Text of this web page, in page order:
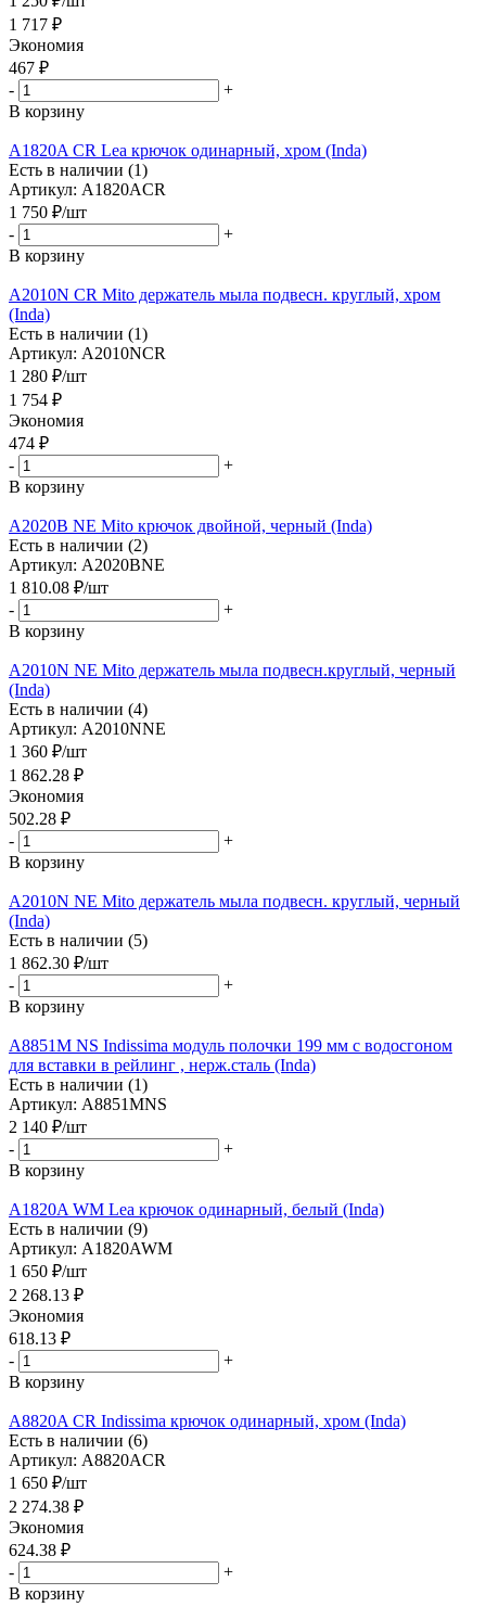
1 717 ₽
Экономия
467 ₽
-
+
В корзину
A1820A CR Lea крючок одинарный, хром (Inda)
Есть в наличии (1)
Артикул: A1820ACR
1 750 ₽/шт
-
+
В корзину
A2010N CR Mito держатель мыла подвесн. круглый, хром
(Inda)
Есть в наличии (1)
Артикул: A2010NCR
1 280 ₽/шт
1 754 ₽
Экономия
474 ₽
-
+
В корзину
A2020B NE Mito крючок двойной, черный (Inda)
Есть в наличии (2)
Артикул: A2020BNE
1 810.08 ₽/шт
-
+
В корзину
A2010N NE Mito держатель мыла подвесн.круглый, черный
(Inda)
Есть в наличии (4)
Артикул: A2010NNE
1 360 ₽/шт
1 862.28 ₽
Экономия
502.28 ₽
-
+
В корзину
A2010N NE Mito держатель мыла подвесн. круглый, черный
(Inda)
Есть в наличии (5)
1 862.30 ₽/шт
-
+
В корзину
A8851M NS Indissima модуль полочки 199 мм с водосгоном
для вставки в рейлинг , нерж.сталь (Inda)
Есть в наличии (1)
Артикул: A8851MNS
2 140 ₽/шт
-
+
В корзину
A1820A WM Lea крючок одинарный, белый (Inda)
Есть в наличии (9)
Артикул: A1820AWM
1 650 ₽/шт
2 268.13 ₽
Экономия
618.13 ₽
-
+
В корзину
A8820A CR Indissima крючок одинарный, хром (Inda)
Есть в наличии (6)
Артикул: A8820ACR
1 650 ₽/шт
2 274.38 ₽
Экономия
624.38 ₽
-
+
В корзину